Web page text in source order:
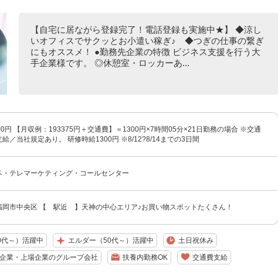
【自宅に居ながら登録完了！電話登録も実施中★】 ◆涼し
いオフィスでサクッとお小遣い稼ぎ♪ ◆つぎの仕事の繋ぎ
にもオススメ！ ●勤務先企業の特徴 ビジネス支援を行う大
手企業様です。 ◎休憩室・ロッカーあ...
円 【月収例：193375円＋交通費】＝1300円×7時間05分×21日勤務の場合 ※交通
給／当社規定あり。 研修時給1300円 ※8/12?8/14までの3日間
・テレマーケティング・コールセンター
岡市中央区 【 駅近 】天神の中心エリア♪お買い物スポットたくさん！
～）活躍中 エルダー（50代～）活躍中 土日祝休み
業・上場企業のグループ会社 扶養内勤務OK 交通費支給